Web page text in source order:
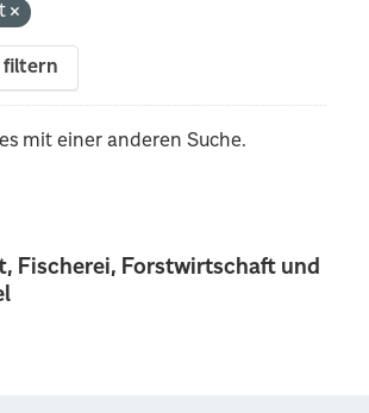
Fischerei, Forstwirtschaft und
filtern
mit einer anderen Suche.